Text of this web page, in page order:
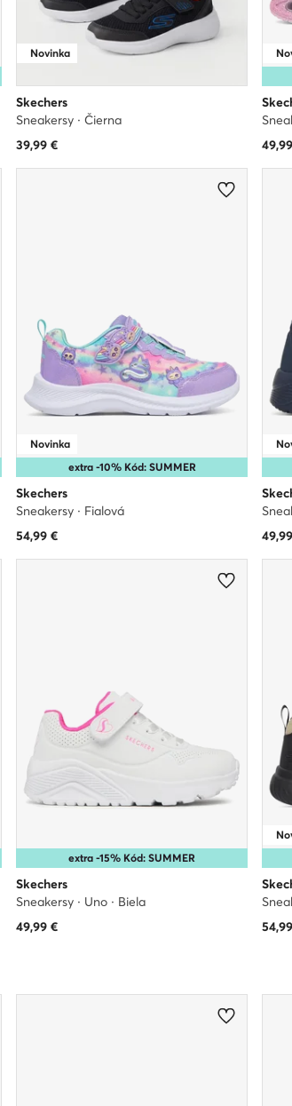
Novinka
Skechers
Sneakersy · Čierna
39,99€
49,99
extra -10% Kód: SUMMER
Novinka
Skechers
Sneakersy · Fialová
54,99€
49,99
extra -15% Kód: SUMMER
Skechers
Sneakersy · Uno · Biela
49,99€
54,99